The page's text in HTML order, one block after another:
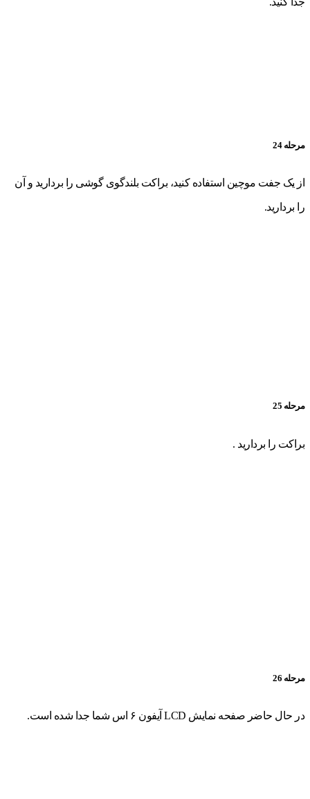
مرحله 24
از یک جفت موچین استفاده کنید، براکت بلندگوی گوشی را بردارید و آن
را بردارید.
مرحله 25
براکت را بردارید .
مرحله 26
در حال حاضر صفحه نمایش LCD آیفون ۶ اس شما جدا شده است.